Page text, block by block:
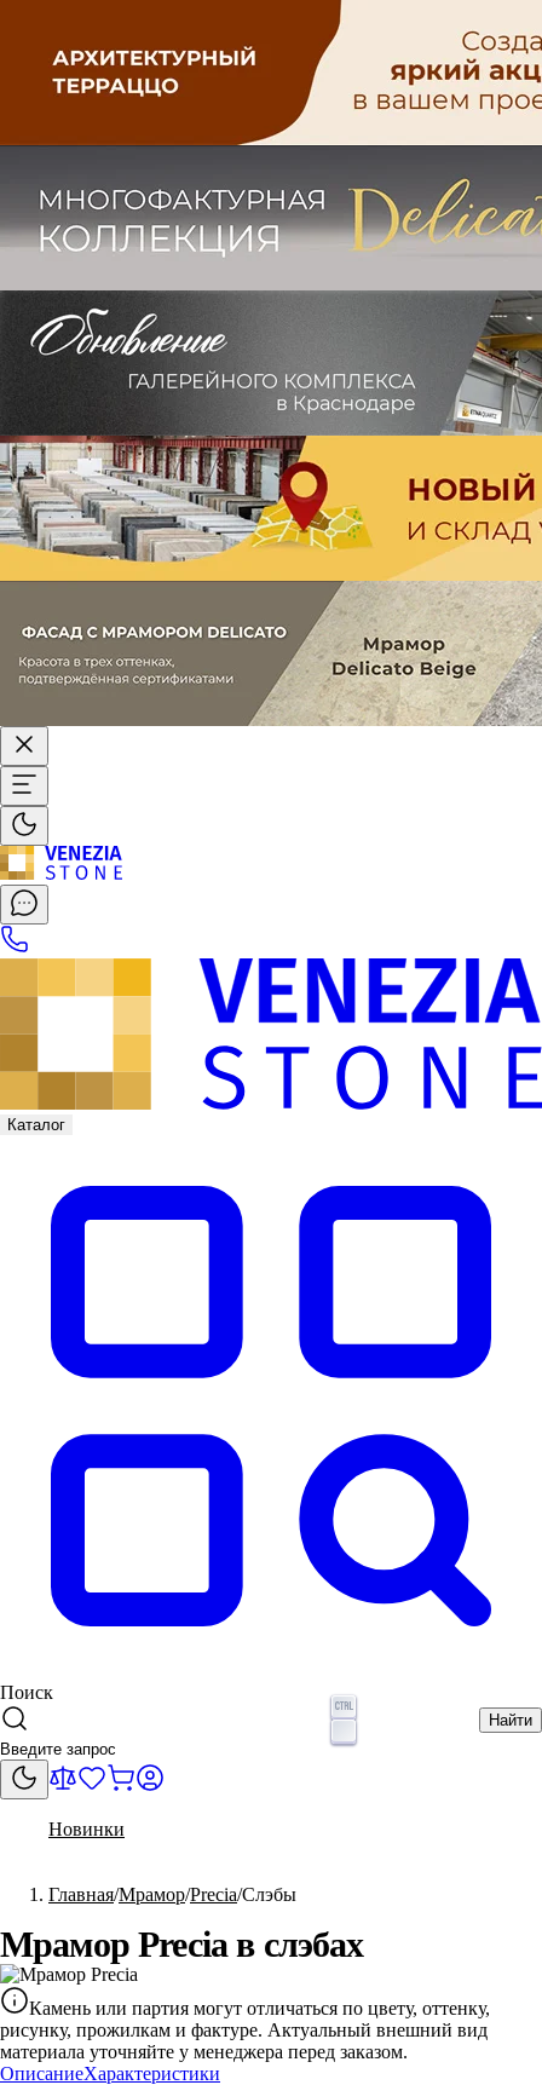
Каталог
Поиск
Найти
Новинки
Главная Мрамор Precia Слэбы
Мрамор Precia в слэбах
Камень или партия могут отличаться по цвету, оттенку,
рисунку, прожилкам и фактуре. Актуальный внешний вид
материала уточняйте у менеджера перед заказом.
ОписаниеХарактеристики